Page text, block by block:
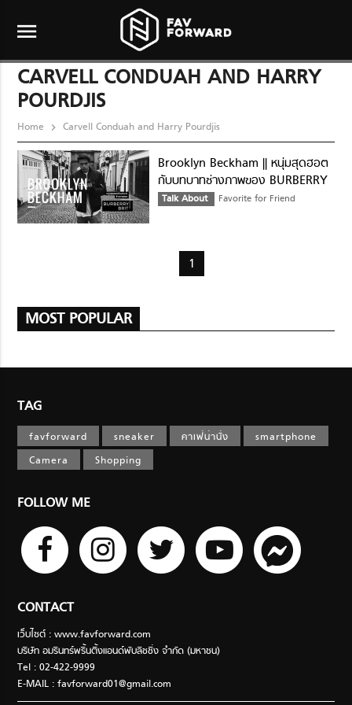
menu
CARVELL CONDUAH AND HARRY
POURDJIS
Home Carvell Conduah and Harry Pourdjis
Brooklyn Beckham || หนุ่มสุดฮอต
กับบทบาทช่างภาพของ BURBERRY
BRIT
Talk About Favorite for Friend
1
MOST POPULAR
TAG
favforward sneaker คาเฟ่น่านั่ง
smartphone
Camera
Shopping
FOLLOW ME
CONTACT
เว็บไซต์ : www.favforward.com
บริษัท อมรินทร์พริ้นติ้งแอนด์พับลิชชิ่ง จำกัด (มหาชน)
Tel : 02-422-9999
E-MAIL :favforward01@gmail.com